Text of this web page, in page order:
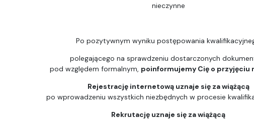
nieczynne
Po pozytywnym wyniku postępowania
polegającego na sprawdzeniu dostarczonych
pod względem formalnym, poinformujemy Cię o przyjęciu
Rejestrację internetową uznaje się za wiążącą
po wprowadzeniu wszystkich niezbędnych w procesie
Rekrutację uznaje się za wiążącą